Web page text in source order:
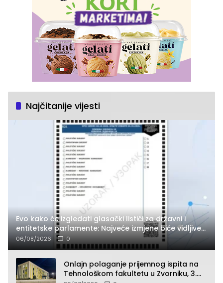
Najčitanije vijesti
Evo kako će izgledati glasački listići za državni i
entitetske parlamente: Najveće izmjene biće vidljive
na njima
06/08/2026 0
Onlajn polaganje prijemnog ispita na
Tehnološkom fakultetu u Zvorniku, 3.